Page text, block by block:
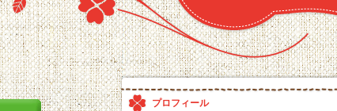
プロフィール